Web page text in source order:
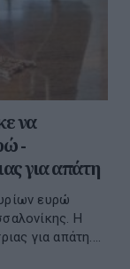
να
-
για απάτη
ευρώ
Η
για απάτη....